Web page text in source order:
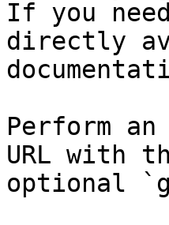
If you
directly
Perform
URL with
optional